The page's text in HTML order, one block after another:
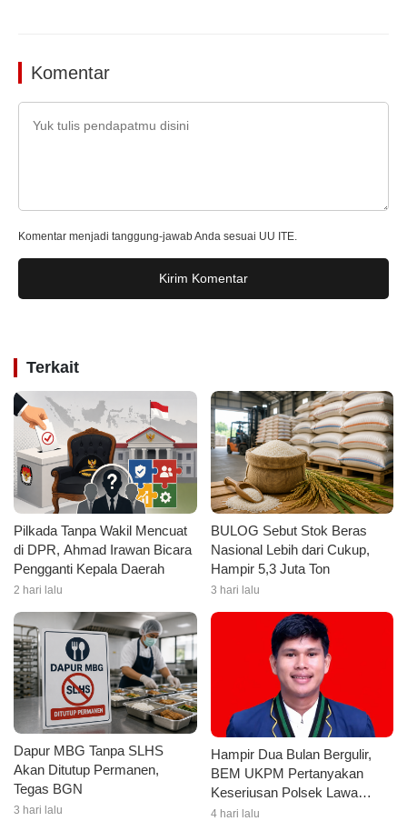
Komentar
Komentar menjadi tanggung-jawab Anda sesuai UU ITE.
Kirim Komentar
Terkait
Pilkada Tanpa Wakil Mencuat
di DPR, Ahmad Irawan Bicara
Pengganti Kepala Daerah
2 hari lalu
BULOG Sebut Stok Beras
Nasional Lebih dari Cukup,
Hampir 5,3 Juta Ton
3 hari lalu
Dapur MBG Tanpa SLHS
Akan Ditutup Permanen,
Tegas BGN
3 hari lalu
Hampir Dua Bulan Bergulir,
BEM UKPM Pertanyakan
Keseriusan Polsek Lawa
Tangani Kasus Pengeroyokan
4 hari lalu